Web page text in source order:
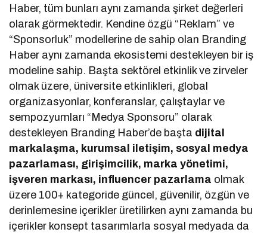
Haber, tüm bunları aynı zamanda şirket değerleri
olarak görmektedir. Kendine özgü “Reklam” ve
“Sponsorluk” modellerine de sahip olan Branding
Haber aynı zamanda ekosistemi destekleyen bir iş
modeline sahip. Başta sektörel etkinlik ve zirveler
olmak üzere, üniversite etkinlikleri, global
organizasyonlar, konferanslar, çalıştaylar ve
sempozyumları “Medya Sponsoru” olarak
destekleyen Branding Haber’de başta dijital
markalaşma, kurumsal iletişim, sosyal medya
pazarlaması, girişimcilik, marka yönetimi,
işveren markası, influencer pazarlama olmak
üzere 100+ kategoride güncel, güvenilir, özgün ve
derinlemesine içerikler üretilirken aynı zamanda bu
içerikler konsept tasarımlarla sosyal medyada da